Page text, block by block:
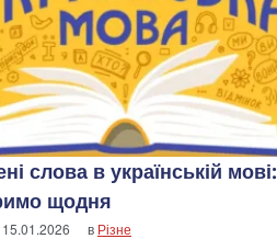
слова в українській
щодня
15.01.2026 в Різне